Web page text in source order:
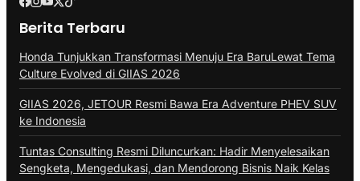
Berita Terbaru
Honda Tunjukkan Transformasi Menuju Era BaruLewat Tema
Culture Evolved di GIIAS 2026
GIIAS 2026, JETOUR Resmi Bawa Era Adventure PHEV SUV
ke Indonesia
Tuntas Consulting Resmi Diluncurkan: Hadir Menyelesaikan
Sengketa, Mengedukasi, dan Mendorong Bisnis Naik Kelas